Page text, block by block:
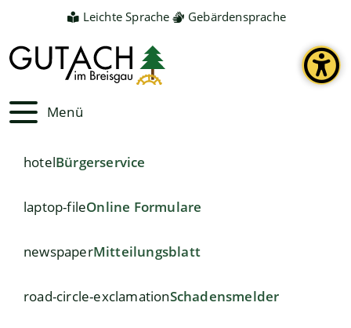
Leichte Sprache Gebärdensprache
Menü
hotelBürgerservice
laptop-fileOnline Formulare
newspaperMitteilungsblatt
road-circle-exclamationSchadensmelder